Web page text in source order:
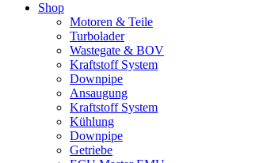
Shop
Motoren & Teile
Turbolader
Wastegate & BOV
Kraftstoff System
Downpipe
Ansaugung
Kraftstoff System
Kühlung
Downpipe
Getriebe